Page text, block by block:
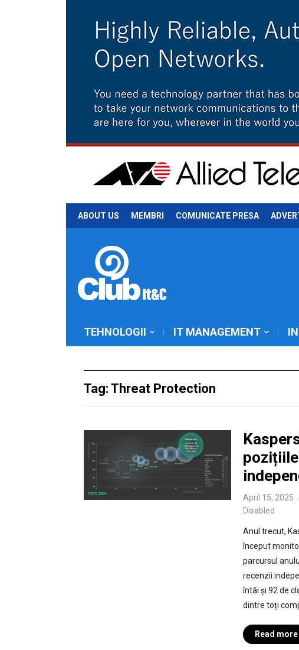
ABOUT US MEMBRI COMUNICATE PRESA
TEHNOLOGII IT MANAGEMENT
Tag: Threat Protection
April 15, 2025
Disabled
Anul trecut,
început
parcursul
recenzii
întâi și 92 de
dintre toți
Read more